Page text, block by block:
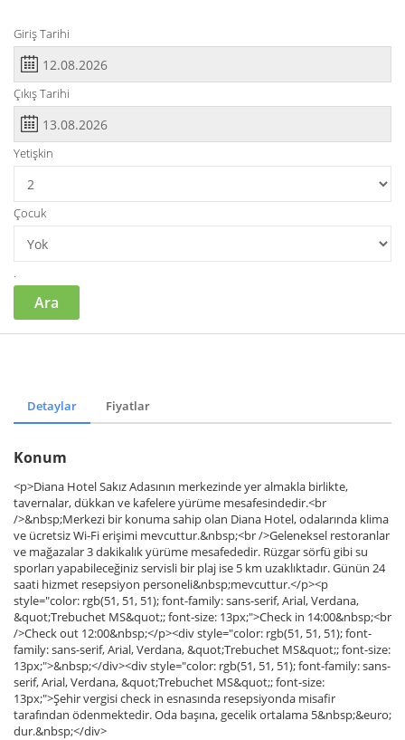
Giriş Tarihi
Çıkış Tarihi
Yetişkin
Çocuk
.
Ara
Detaylar Fiyatlar
Konum
<p>Diana Hotel Sakız Adasının merkezinde yer almakla birlikte,
tavernalar, dükkan ve kafelere yürüme mesafesindedir.<br
/>&nbsp;Merkezi bir konuma sahip olan Diana Hotel, odalarında klima
ve ücretsiz Wi-Fi erişimi mevcuttur.&nbsp;<br />Geleneksel restoranlar
ve mağazalar 3 dakikalık yürüme mesafededir. Rüzgar sörfü gibi su
sporları yapabileceğiniz servisli bir plaj ise 5 km uzaklıktadır. Günün 24
saati hizmet resepsiyon personeli&nbsp;mevcuttur.</p><p
style="color: rgb(51, 51, 51); font-family: sans-serif, Arial, Verdana,
&quot;Trebuchet MS&quot;; font-size: 13px;">Check in 14:00&nbsp;<br
/>Check out 12:00&nbsp;</p><div style="color: rgb(51, 51, 51); font-
family: sans-serif, Arial, Verdana, &quot;Trebuchet MS&quot;; font-size:
13px;">&nbsp;</div><div style="color: rgb(51, 51, 51); font-family: sans-
serif, Arial, Verdana, &quot;Trebuchet MS&quot;; font-size:
13px;">Şehir vergisi check in esnasında resepsiyonda misafir
tarafından ödenmektedir. Oda başına, gecelik ortalama 5&nbsp;&euro;
dur.&nbsp;</div>